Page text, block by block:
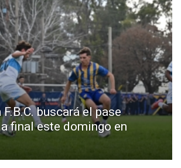
buscará el pase
final este domingo en